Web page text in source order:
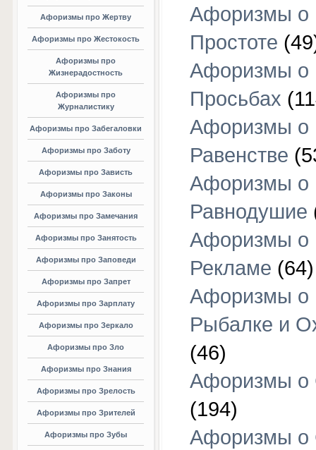
Афоризмы про Жертву
Афоризмы про Жестокость
Афоризмы про
Жизнерадостность
Афоризмы про
Журналистику
Афоризмы про Забегаловки
Афоризмы про Заботу
Афоризмы про Зависть
Афоризмы про Законы
Афоризмы про Замечания
Афоризмы про Занятость
Афоризмы про Заповеди
Афоризмы про Запрет
Афоризмы про Зарплату
Афоризмы про Зеркало
Афоризмы про Зло
Афоризмы про Знания
Афоризмы про Зрелость
Афоризмы про Зрителей
Афоризмы про Зубы
Афоризмы о
Простоте
Афоризмы о
Просьбах
Афоризмы о
Равенстве
Афоризмы о
Равнодушие
Афоризмы о
Рекламе (64)
Афоризмы о
Рыбалке и
(46)
Афоризмы о
(194)
Афоризмы о